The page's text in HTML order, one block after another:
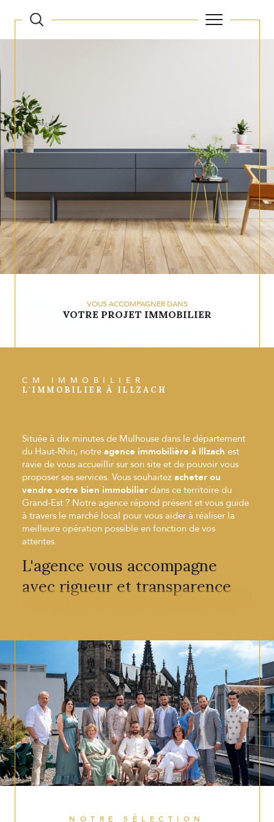
VOUS ACCOMPAGNER DANS
VOTRE PROJET IMMOBILIER
CM IMMOBILIER
L'IMMOBILIER À ILLZACH
Située à dix minutes de Mulhouse dans le département
du Haut-Rhin, notreagence immobilière à Illzach est
ravie de vous accueillir sur son site et de pouvoir vous
proposer ses services. Vous souhaitezacheter ou
vendre votre bien immobilierdans ce territoire du
Grand-Est ? Notre agence répond présent et vous guide
à travers le marché local pour vous aider à réaliser la
meilleure opération possible en fonction de vos
attentes.
L'agence vous accompagne
avec rigueur et transparence
votre service tout notre savoir-faire pour vous aider
àconcrétiser votre projet immobilier
. Disponibles et à
l'écoute de vos demandes, nous avons à cœur de
travailler au plus proche de vous afin de satisfaire
pleinement vos attentes.
Trouvez votre bien immobilier
à Illzach et les alentours
immobiliers à Illzach , Mulhouse, Cernay, Rixheim et de
NOTRE SÉLECTION